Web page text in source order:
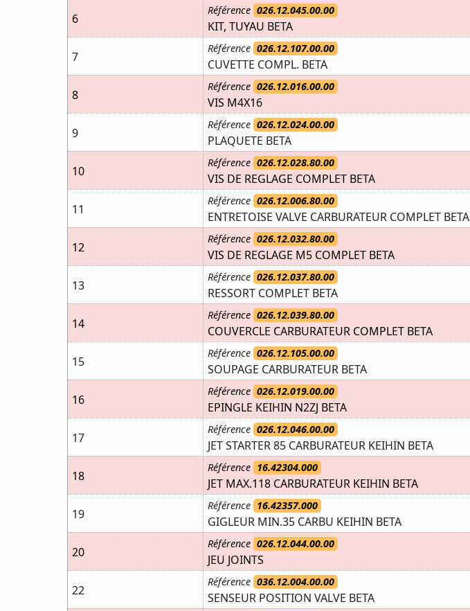
6
Référence 026.12.045.00.00
KIT, TUYAU BETA
7
Référence 026.12.107.00.00
CUVETTE COMPL. BETA
8
Référence 026.12.016.00.00
VIS M4X16
9
Référence 026.12.024.00.00
PLAQUETE BETA
10
Référence 026.12.028.80.00
VIS DE REGLAGE COMPLET BETA
11
Référence 026.12.006.80.00
ENTRETOISE VALVE CARBURATEUR COMPLET BETA
12
Référence 026.12.032.80.00
VIS DE REGLAGE M5 COMPLET BETA
13
Référence 026.12.037.80.00
RESSORT COMPLET BETA
14
Référence 026.12.039.80.00
COUVERCLE CARBURATEUR COMPLET BETA
15
Référence 026.12.105.00.00
SOUPAGE CARBURATEUR BETA
16
Référence 026.12.019.00.00
EPINGLE KEIHIN N2ZJ BETA
17
Référence 026.12.046.00.00
JET STARTER 85 CARBURATEUR KEIHIN BETA
18
Référence 16.42304.000
JET MAX.118 CARBURATEUR KEIHIN BETA
19
Référence 16.42357.000
GIGLEUR MIN.35 CARBU KEIHIN BETA
20
Référence 026.12.044.00.00
JEU JOINTS
22
Référence 036.12.004.00.00
SENSEUR POSITION VALVE BETA